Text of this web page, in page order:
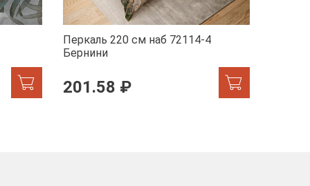
Перкаль 220 см наб 72114-4
Бернини
201.58 ₽